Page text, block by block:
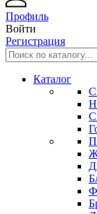
Профиль
Войти
Регистрация
Каталог